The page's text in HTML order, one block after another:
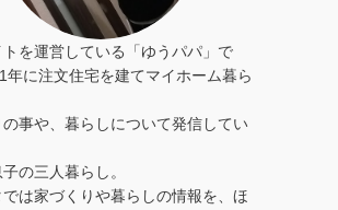
トを運営している「ゆうパパ」で
年に注文住宅を建てマイホーム暮ら
事や、暮らしについて発信してい
の三人暮らし。
では家づくりや暮らしの情報を、ほ